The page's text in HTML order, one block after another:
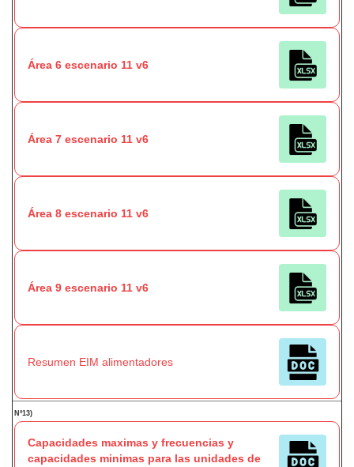
Área 6 escenario 11 v6
Área 7 escenario 11 v6
Área 8 escenario 11 v6
Área 9 escenario 11 v6
Resumen EIM alimentadores
Nº13)
Capacidades maximas y frecuencias y
capacidades minimas para las unidades de